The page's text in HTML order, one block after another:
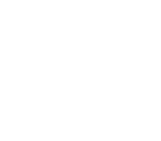
/ 5 stjärnor. Totalt antal